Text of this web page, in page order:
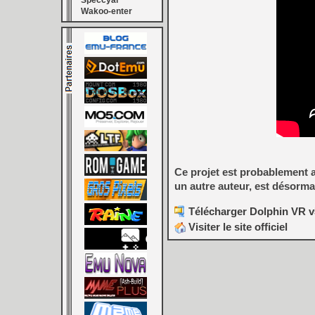
Wakoo-enter
Ce projet est probablement
un autre auteur, est
Télécharger Dolphin VR
Visiter le site officiel